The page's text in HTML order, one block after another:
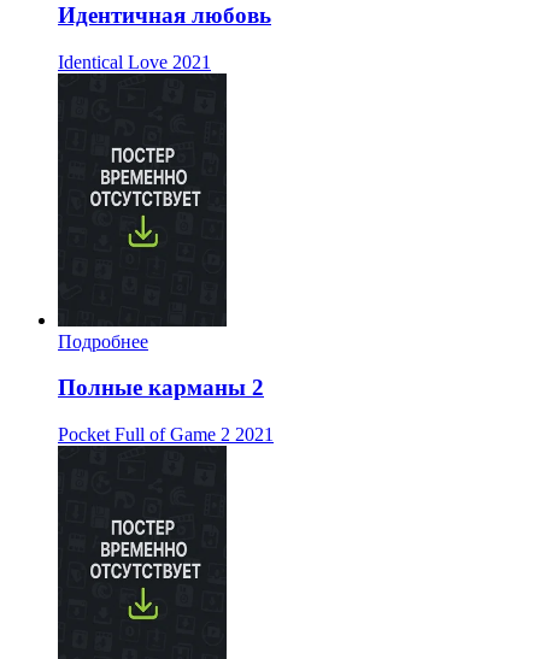
Идентичная любовь
Identical Love 2021
Подробнее
Полные карманы 2
Pocket Full of Game 2 2021